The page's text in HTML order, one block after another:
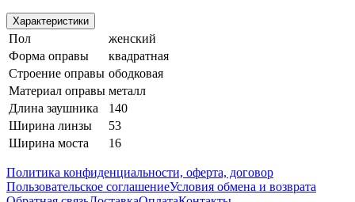
Характеристики
Пол
женский
Форма оправы
квадратная
Строение оправы ободковая
Материал оправы металл
Длина заушника
140
Ширина линзы
53
Ширина моста
16
Политика конфиденциальности, оферта, договор
Пользовательское соглашениеУсловия обмена и возврата